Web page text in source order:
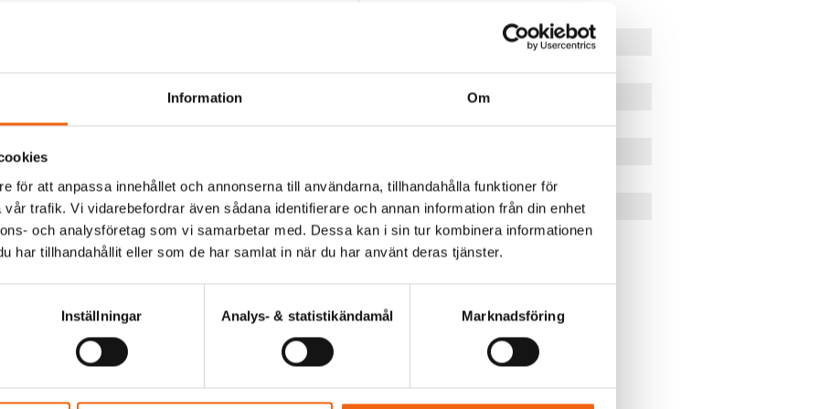
Information Om
för att anpassa innehållet och annonserna till användarna, tillhandahålla funktioner för
trafik. Vi vidarebefordrar även sådana identifierare och annan information från din enhet
och analysföretag som vi samarbetar med. Dessa kan i sin tur kombinera informationen
har tillhandahållit eller som de har samlat in när du har använt deras tjänster.
Inställningar Analys- & statistikändamål Marknadsföring
gångdörr vänster eller höger. Väl utseende på
Classic Plus passar bra som balkong- eller
ställa upp båda dörrblad i valfritt läge. Öppnas
här sticker verkligen Westcoast Windows ut i
av fönsterdörrar. För som tillval finns
Så vill man kunna öppna upp extra mkt på
än skjutdörr eller ett vikpartier. Då är det här
Fix 150 Öppnas ca 165°"
ut i väggen. Annars kommer dom utvändiga
kunna nyttja denna funktionen.
och kan kombineras med poster och/eller spröjs.
Läs mer
Trä & Aluminium
Serie Classic Plus
Parfönsterdörr Bröstad
Glastyp 3-Glas
U-Värde 0.88
Öppnas Utåtgående
Antal Luft 2
Glassäkerhet - BBR
Handbok för leverans, installation &
Produktblad WeWi FD Classic +